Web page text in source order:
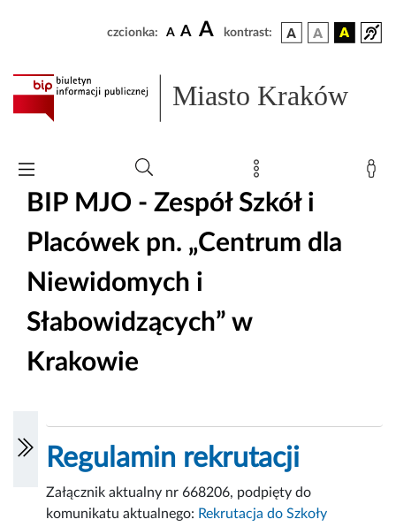
czcionka: A A A kontrast:
Miasto Kraków
BIP MJO - Zespół Szkół i
Placówek pn. „Centrum dla
Niewidomych i
Słabowidzących” w
Krakowie
Regulamin rekrutacji
Załącznik aktualny nr 668206, podpięty do
komunikatu aktualnego: Rekrutacja do Szkoły